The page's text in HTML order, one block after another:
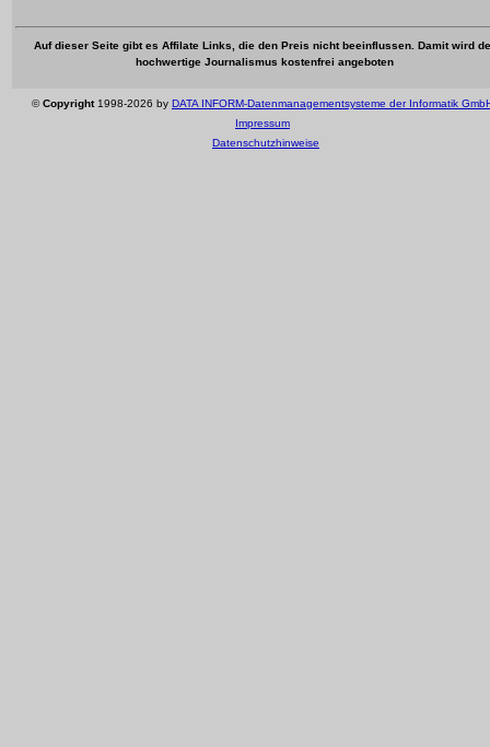
Auf dieser Seite gibt es Affilate Links, die den Preis nicht beeinflussen. Damit wird
hochwertige Journalismus kostenfrei angeboten
©Copyright1998-2026 by DATA INFORM-Datenmanagementsysteme der Informatik
Impressum
Datenschutzhinweise